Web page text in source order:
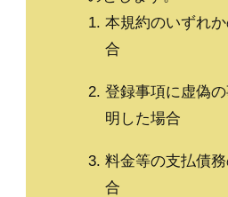
本規約のいずれ
合
登録事項に虚偽
明した場合
料金等の支払債
合